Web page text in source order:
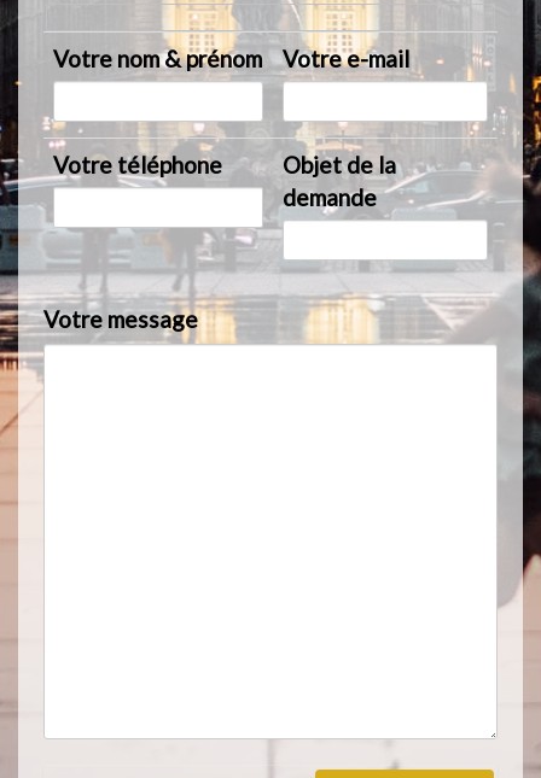
Votre nom & prénom Votre e-mail
Votre téléphone
Objet de la
demande
Votre message